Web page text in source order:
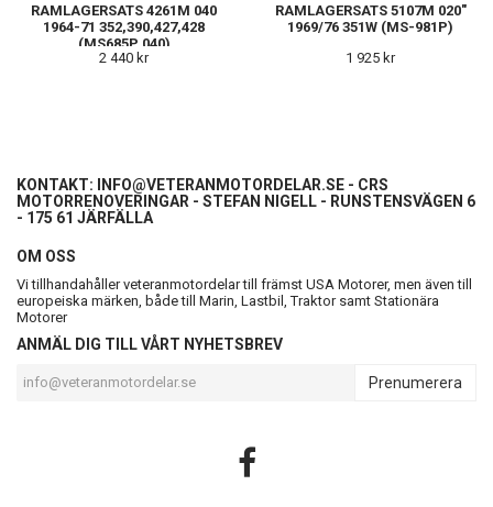
RAMLAGERSATS 4261M 040
1964-71 352,390,427,428
(MS685P 040)
2 440 kr
RAMLAGERSATS 5107M 020"
1969/76 351W (MS-981P)
1 925 kr
KONTAKT: INFO@VETERANMOTORDELAR.SE - CRS
MOTORRENOVERINGAR - STEFAN NIGELL - RUNSTENSVÄGEN 6
- 175 61 JÄRFÄLLA
OM OSS
Vi tillhandahåller veteranmotordelar till främst USA Motorer, men även till
europeiska märken, både till Marin, Lastbil, Traktor samt Stationära
Motorer
ANMÄL DIG TILL VÅRT NYHETSBREV
Prenumerera